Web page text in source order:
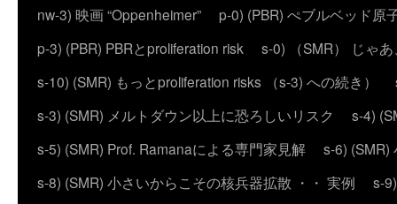
nw-3) 映画 “Oppenheimer”
p-0) (PBR) ぺブルベッド原
p-3) (PBR) PBRとproliferation risk
s-0) （SMR） じゃ
s-10) (SMR) もっとproliferation risks （s-3) への続き）
s-3) (SMR) メルトダウン以上に恐ろしいリスク
s-4)
s-5) (SMR) Prof. Ramanaによる専門家見解
s-6) (SMR)
s-8) (SMR) 小さいからこその核兵器拡散 ・・ 実例
s-